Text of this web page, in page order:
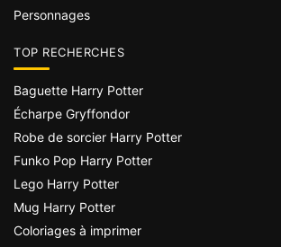
Personnages
TOP RECHERCHES
Baguette Harry Potter
Écharpe Gryffondor
Robe de sorcier Harry Potter
Funko Pop Harry Potter
Lego Harry Potter
Mug Harry Potter
Coloriages à imprimer